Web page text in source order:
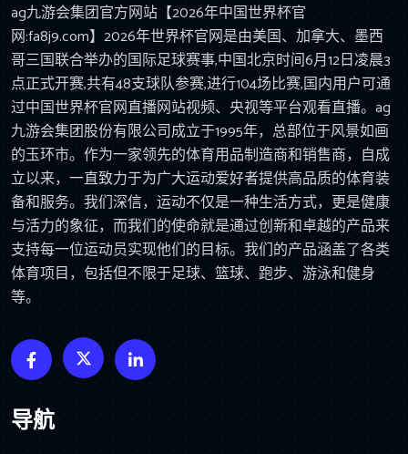
ag九游会集团官方网站【2026年中国世界杯官
网:fa8j9.com】2026年世界杯官网是由美国、加拿大、墨西
哥三国联合举办的国际足球赛事,中国北京时间6月12日凌晨3
点正式开赛,共有48支球队参赛,进行104场比赛,国内用户可通
过中国世界杯官网直播网站视频、央视等平台观看直播。ag
九游会集团股份有限公司成立于1995年，总部位于风景如画
的玉环市。作为一家领先的体育用品制造商和销售商，自成
立以来，一直致力于为广大运动爱好者提供高品质的体育装
备和服务。我们深信，运动不仅是一种生活方式，更是健康
与活力的象征，而我们的使命就是通过创新和卓越的产品来
支持每一位运动员实现他们的目标。我们的产品涵盖了各类
体育项目，包括但不限于足球、篮球、跑步、游泳和健身
等。
导航